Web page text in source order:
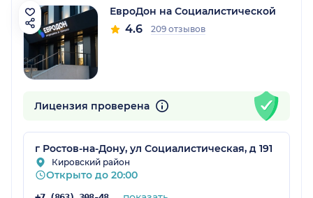
ЕвроДон на Социалистической
4.6 209 отзывов
Лицензия проверена
г Ростов-на-Дону, ул Социалистическая, д 191
Кировский район
Открыто до 20:00